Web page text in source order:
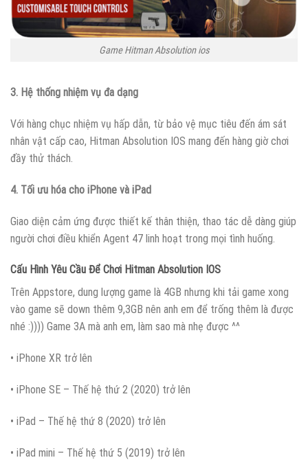
Game Hitman Absolution ios
3. Hệ thống nhiệm vụ đa dạng
Với hàng chục nhiệm vụ hấp dẫn, từ bảo vệ mục tiêu đến ám sát
nhân vật cấp cao, Hitman Absolution IOS mang đến hàng giờ chơi
đầy thử thách.
4. Tối ưu hóa cho iPhone và iPad
Giao diện cảm ứng được thiết kế thân thiện, thao tác dễ dàng giúp
người chơi điều khiển Agent 47 linh hoạt trong mọi tình huống.
Cấu Hình Yêu Cầu Để Chơi Hitman Absolution IOS
Trên Appstore, dung lượng game là 4GB nhưng khi tải game xong
vào game sẽ down thêm 9,3GB nên anh em để trống thêm là được
nhé :)))) Game 3A mà anh em, làm sao mà nhẹ được ^^
• iPhone XR trở lên
• iPhone SE – Thế hệ thứ 2 (2020) trở lên
• iPad – Thế hệ thứ 8 (2020) trở lên
• iPad mini – Thế hệ thứ 5 (2019) trở lên